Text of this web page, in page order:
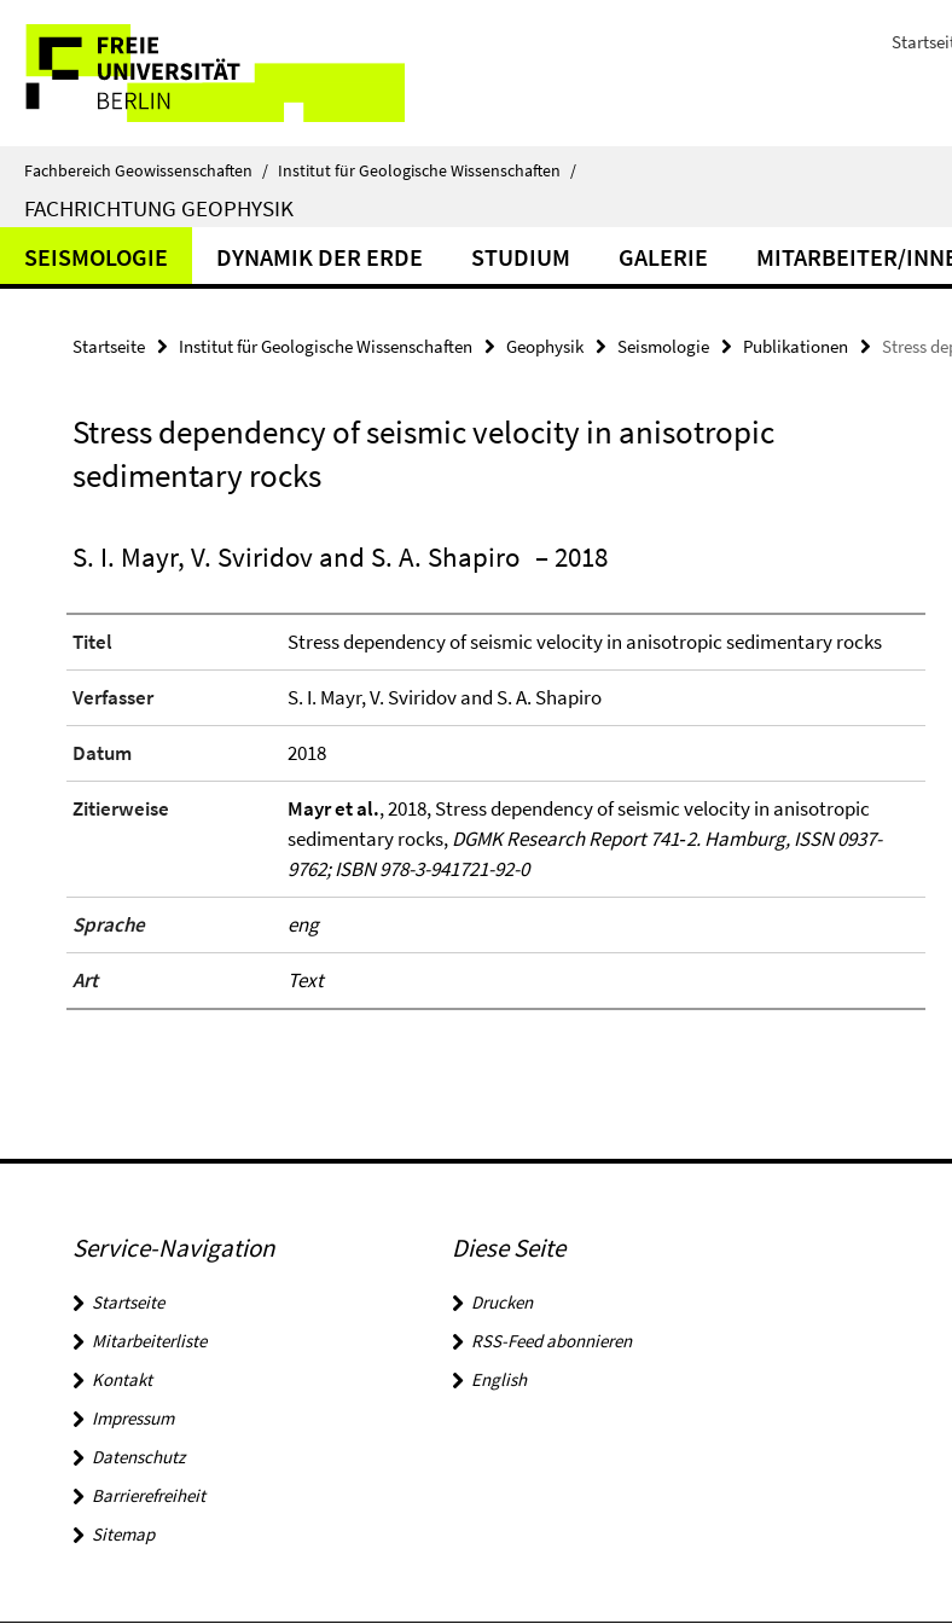
direkt
Inhalt
Service-
Navigation
Fachbereich Geowissenschaften / Institut für Geologische Wissenschaften /
FACHRICHTUNG GEOPHYSIK
SEISMOLOGIE DYNAMIK DER ERDE STUDIUM GALERIE MITARBEITER/
Startseite Institut für Geologische Wissenschaften Geophysik Seismologie Publikationen Stress
Stress dependency of seismic velocity in anisotropic
sedimentary rocks
S. I. Mayr, V. Sviridov and S. A. Shapiro – 2018
Titel Stress dependency of seismic velocity in anisotropic sedimentary rocks
Verfasser S. I. Mayr, V. Sviridov and S. A. Shapiro
Datum 2018
Zitierweise Mayr et al., 2018, Stress dependency of seismic velocity in anisotropic
sedimentary rocks,DGMK Research Report 741‐2. Hamburg, ISSN 0937-
9762; ISBN 978-3-941721-92-0
Sprache eng
Art Text
Service-Navigation
Startseite
Mitarbeiterliste
Kontakt
Impressum
Datenschutz
Barrierefreiheit
Sitemap
Diese Seite
Drucken
RSS-Feed abonnieren
English